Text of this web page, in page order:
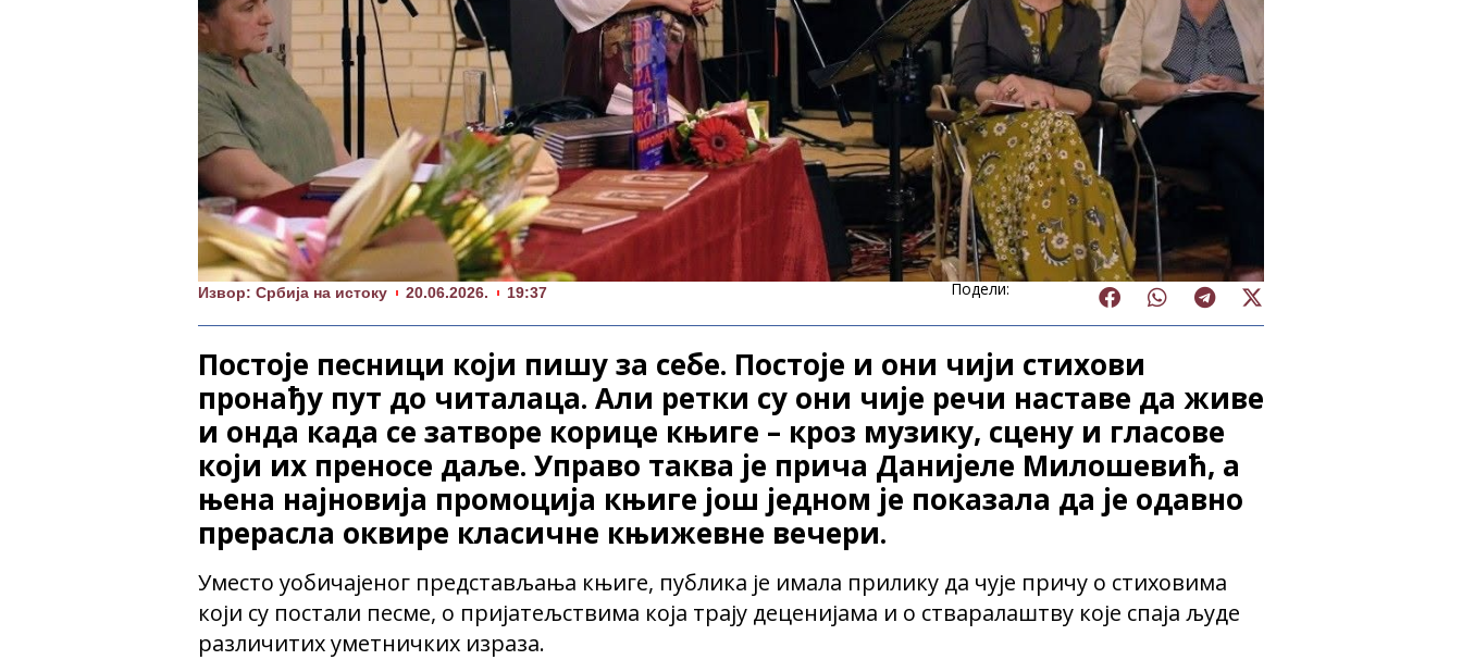
Извор: Србија на истоку 20.06.2026. 19:37 Подели:
Постоје песници који пишу за себе. Постоје и они чији стихови
пронађу пут до читалаца. Али ретки су они чије речи наставе да живе
и онда када се затворе корице књиге – кроз музику, сцену и гласове
који их преносе даље. Управо таква је прича Данијеле Милошевић, а
њена најновија промоција књиге још једном је показала да је одавно
прерасла оквире класичне књижевне вечери.
Уместо уобичајеног представљања књиге, публика је имала прилику да чује причу о стиховима
који су постали песме, о пријатељствима која трају деценијама и о стваралаштву које спаја људе
различитих уметничких израза.